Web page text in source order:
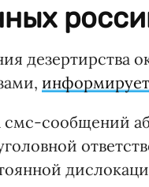
дезертирства
информирует
смс-сообщений